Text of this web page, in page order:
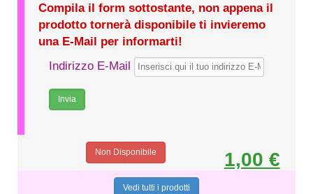
Compila il form sottostante, non appena il
prodotto tornerà disponibile ti invieremo
una E-Mail per informarti!
Indirizzo E-Mail
1,00 €
Non Disponibile
Vedi tutti i prodotti